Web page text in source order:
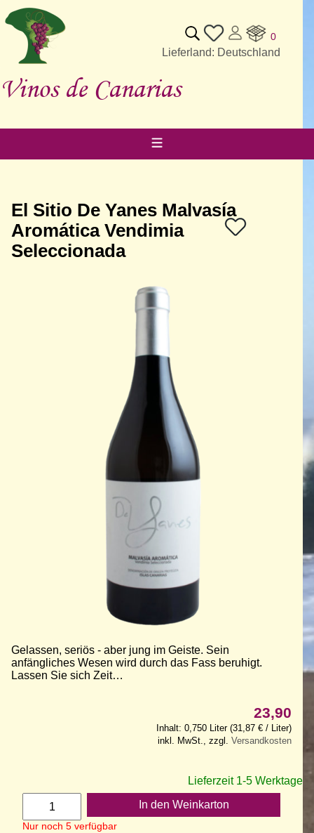
Vinos de Canarias
0
Lieferland: Deutschland
El Sitio De Yanes Malvasía
Aromática Vendimia
Seleccionada
Gelassen, seriös - aber jung im Geiste. Sein
anfängliches Wesen wird durch das Fass beruhigt.
Lassen Sie sich Zeit…
23,90
Inhalt: 0,750 Liter (31,87 € / Liter)
inkl. MwSt., zzgl. Versandkosten
Lieferzeit 1-5 Werktage
In den Weinkarton
Nur noch 5 verfügbar